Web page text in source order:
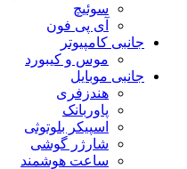
سوئیچ
آی پی فون
جانبی کامپیوتر
موس و کیبورد
جانبی موبایل
هندزفری
پاوربانک
اسپیکر بلوتوثی
شارژر گوشی
ساعت هوشمند